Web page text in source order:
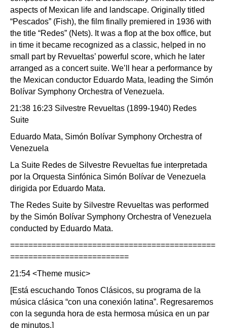
aspects of Mexican life and landscape. Originally titled
“Pescados” (Fish), the film finally premiered in 1936 with
the title “Redes” (Nets). It was a flop at the box office, but
in time it became recognized as a classic, helped in no
small part by Revueltas’ powerful score, which he later
arranged as a concert suite. We’ll hear a performance by
the Mexican conductor Eduardo Mata, leading the Simón
Bolívar Symphony Orchestra of Venezuela.
21:38 16:23 Silvestre Revueltas (1899-1940) Redes
Suite
Eduardo Mata, Simón Bolívar Symphony Orchestra of
Venezuela
La Suite Redes de Silvestre Revueltas fue interpretada
por la Orquesta Sinfónica Simón Bolívar de Venezuela
dirigida por Eduardo Mata.
The Redes Suite by Silvestre Revueltas was performed
by the Simón Bolívar Symphony Orchestra of Venezuela
conducted by Eduardo Mata.
=============================================
==========================
21:54 <Theme music>
[Está escuchando Tonos Clásicos, su programa de la
música clásica “con una conexión latina”. Regresaremos
con la segunda hora de esta hermosa música en un par
de minutos.]